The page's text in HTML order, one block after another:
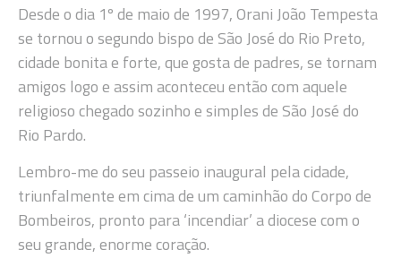
Desde o dia 1º de maio de 1997, Orani João Tempesta
se tornou o segundo bispo de São José do Rio Preto,
cidade bonita e forte, que gosta de padres, se tornam
amigos logo e assim aconteceu então com aquele
religioso chegado sozinho e simples de São José do
Rio Pardo.
Lembro-me do seu passeio inaugural pela cidade,
triunfalmente em cima de um caminhão do Corpo de
Bombeiros, pronto para ‘incendiar’ a diocese com o
seu grande, enorme coração.